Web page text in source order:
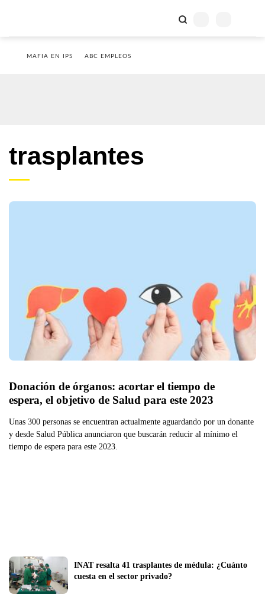
MAFIA EN IPS ABC EMPLEOS
trasplantes
Donación de órganos: acortar el tiempo de
espera, el objetivo de Salud para este 2023
Unas 300 personas se encuentran actualmente aguardando por un donante
y desde Salud Pública anunciaron que buscarán reducir al mínimo el
tiempo de espera para este 2023.
INAT resalta 41 trasplantes de médula: ¿Cuánto
cuesta en el sector privado?